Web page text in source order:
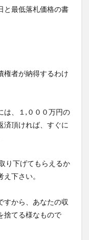
と最低落札価格の書
権者が納得するわけ
は、１,０００万円の
済頂ければ、すぐに
り下げてもらえるか
下さい。
すから、あなたの収
捨てる様なもので